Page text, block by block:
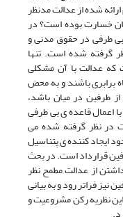
شده از عدالت مدنظر
خسارت بوده است؟ در
طرفی در حقوق مدنی و
گرفته شده است. تنها
عدالت با آن مشکلی
برابری باشند و به محض
از طرفین در میان باشد،
اعمال قاعده ی بی طرفی
در نظر گرفته شده می
ایجاد کننده ی پتناسیل
قرارداد است. در بحث
از عدالت مطمح نظر
نیز فراتر رود و به بیانی
نظریه رکن مشروعیت و